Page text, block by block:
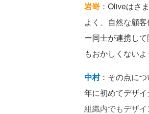
岩嵜 ：Oliveはさ
よく、自然な顧
ー同士が連携し
もおかしくないよ
中村：その点に
年に初めてデザ
組織内でもデザ